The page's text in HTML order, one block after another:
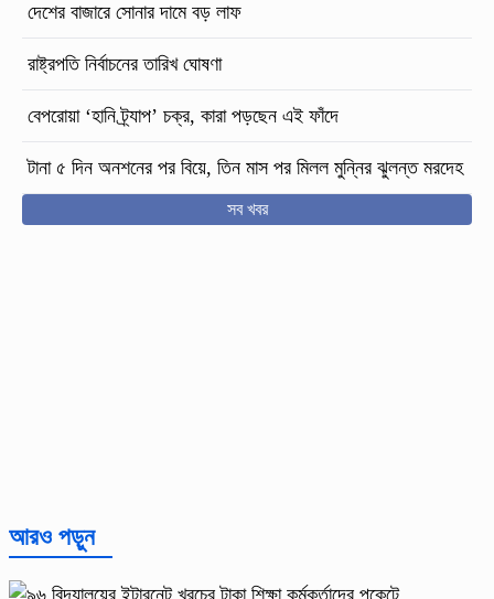
দেশের বাজারে সোনার দামে বড় লাফ
রাষ্ট্রপতি নির্বাচনের তারিখ ঘোষণা
বেপরোয়া ‘হানি ট্র্যাপ’ চক্র, কারা পড়ছেন এই ফাঁদে
টানা ৫ দিন অনশনের পর বিয়ে, তিন মাস পর মিলল মুন্নির ঝুলন্ত মরদেহ
সব খবর
আরও পড়ুন